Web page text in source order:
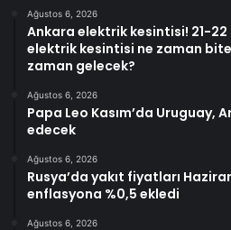
Ağustos 6, 2026
Ankara elektrik kesintisi! 21-22
elektrik kesintisi ne zaman
zaman gelecek?
Ağustos 6, 2026
Papa Leo Kasım’da Uruguay,
edecek
Ağustos 6, 2026
Rusya’da yakıt fiyatları
enflasyona %0,5 ekledi
Ağustos 6, 2026